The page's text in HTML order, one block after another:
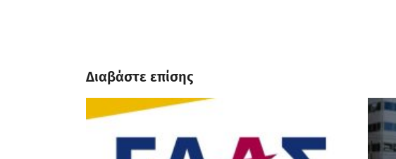
Διαβάστε επίσης